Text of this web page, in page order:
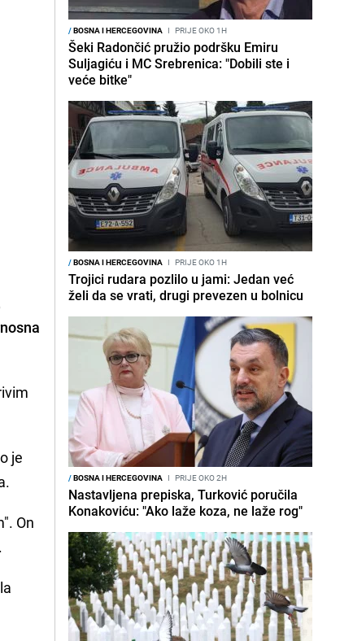
je
On
/BOSNA I HERCEGOVINA I PRIJE OKO 1H
Šeki Radončić pružio podršku Emiru
Suljagiću i MC Srebrenica: "Dobili ste i
veće bitke"
/BOSNA I HERCEGOVINA I PRIJE OKO 1H
Trojici rudara pozlilo u jami: Jedan već
želi da se vrati, drugi prevezen u bolnicu
/BOSNA I HERCEGOVINA I PRIJE OKO 2H
Nastavljena prepiska, Turković poručila
Konakoviću: "Ako laže koza, ne laže rog"